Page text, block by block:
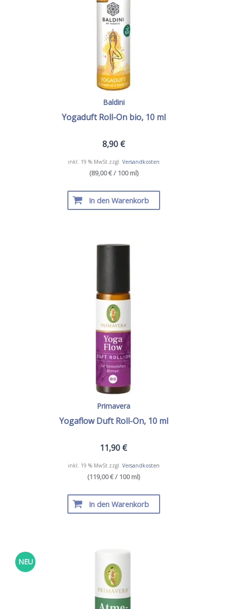
Baldini
Yogaduft Roll-On bio, 10 ml
8,90 €
inkl. 19 % MwSt. zzgl. Versandkosten
(89,00 € / 100 ml)
In den Warenkorb
Primavera
Yogaflow Duft Roll-On, 10 ml
11,90 €
inkl. 19 % MwSt. zzgl. Versandkosten
(119,00 € / 100 ml)
In den Warenkorb
NEU